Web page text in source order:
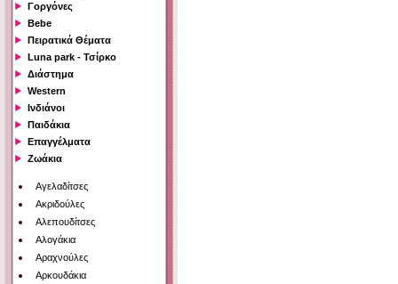
Γοργόνες
Bebe
Πειρατικά Θέματα
Luna park - Τσίρκο
Διάστημα
Western
Ινδιάνοι
Παιδάκια
Επαγγέλματα
Ζωάκια
Αγελαδίτσες
Ακριδούλες
Αλεπουδίτσες
Αλογάκια
Αραχνούλες
Αρκουδάκια